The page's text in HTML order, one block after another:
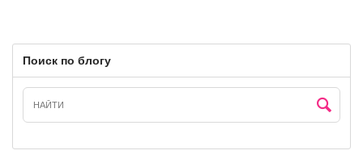
Поиск по блогу